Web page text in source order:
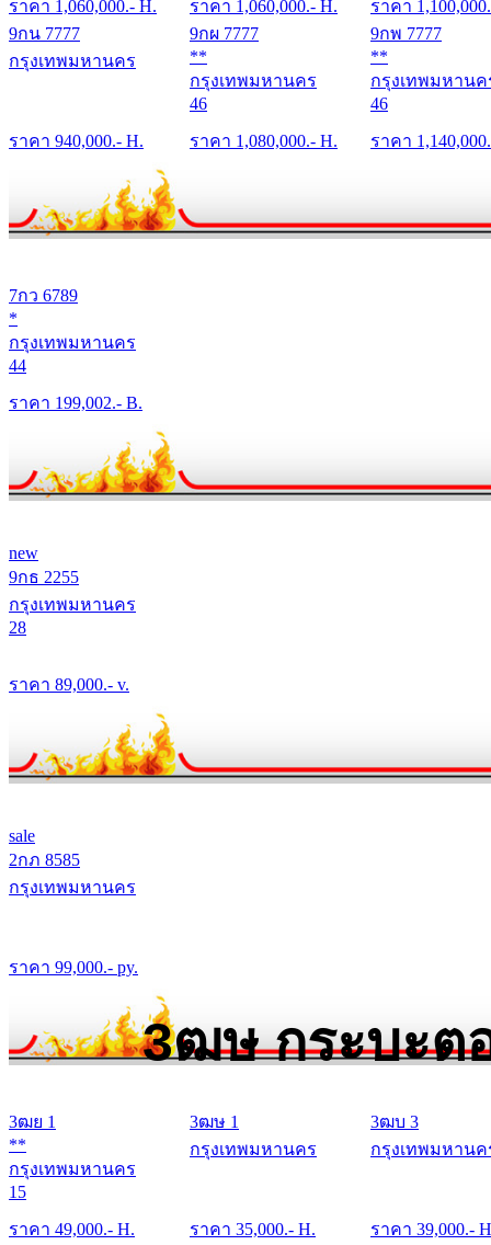
ราคา 1,060,000.- H. ราคา 1,060,000.- H. ราคา 1,100,000
9กน 7777
กรุงเทพมหานคร
ราคา 940,000.- H.
9กผ 7777
**
กรุงเทพมหานคร
46
ราคา 1,080,000.- H.
9กพ 7777
**
กรุงเทพมหานค
46
ราคา 1,140,000
7กว 6789
*
กรุงเทพมหานคร
44
ราคา 199,002.- B.
new
9กธ 2255
กรุงเทพมหานคร
28
ราคา 89,000.- v.
sale
2กภ 8585
กรุงเทพมหานคร
ราคา 99,000.- py.
3ฒษ กระบะต
3ฒย 1
**
กรุงเทพมหานคร
15
ราคา 49,000.- H.
3ฒษ 1
กรุงเทพมหานคร
ราคา 35,000.- H.
3ฒบ 3
กรุงเทพมหานค
ราคา 39,000.-